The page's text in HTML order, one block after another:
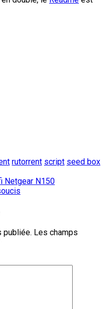
rutorrent script seed box
Netgear N150
publiée. Les champs